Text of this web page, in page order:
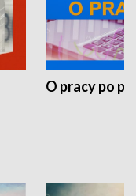
O pracy po